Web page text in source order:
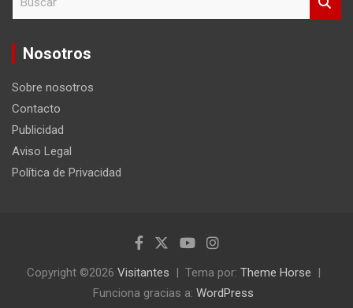
c
Nosotros
Sobre nosotros
Contacto
Publicidad
Aviso Legal
Política de Privacidad
Copyright ©2026 Visitantes Tema por: Theme Horse
Funciona gracias a: WordPress